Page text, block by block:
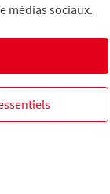
médias sociaux.
de la participation
de la
laboratoire de la